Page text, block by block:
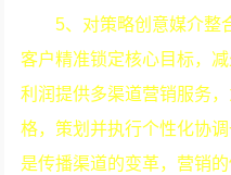
5、对策略创意媒介整
客户精准锁定核心目标，
利润提供多渠道营销服务
格，策划并执行个性化协
是传播渠道的变革，营销